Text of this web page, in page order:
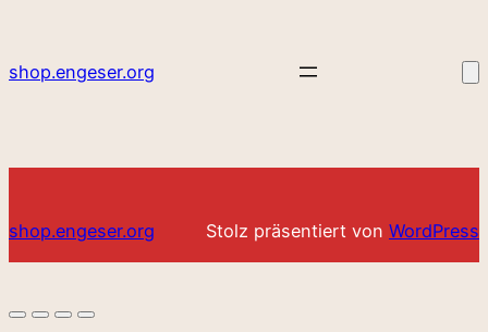
shop.engeser.org
shop.engeser.org Stolz präsentiert von WordPress